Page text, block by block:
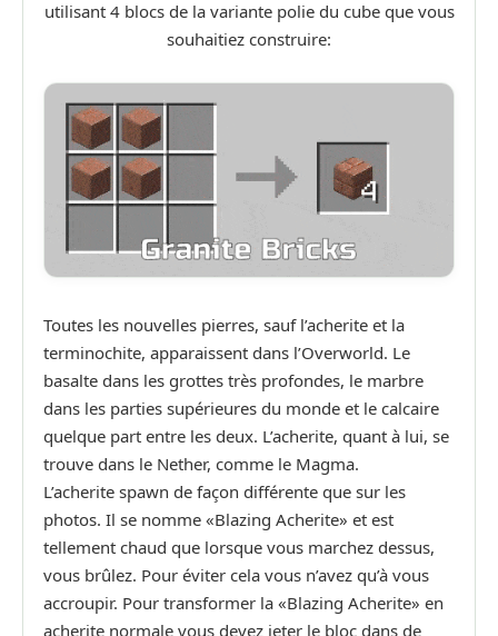
utilisant 4 blocs de la variante polie du cube que vous
souhaitiez construire:
Toutes les nouvelles pierres, sauf l’acherite et la
terminochite, apparaissent dans l’Overworld. Le
basalte dans les grottes très profondes, le marbre
dans les parties supérieures du monde et le calcaire
quelque part entre les deux. L’acherite, quant à lui, se
trouve dans le Nether, comme le Magma.
L’acherite spawn de façon différente que sur les
photos. Il se nomme «Blazing Acherite» et est
tellement chaud que lorsque vous marchez dessus,
vous brûlez. Pour éviter cela vous n’avez qu’à vous
accroupir. Pour transformer la «Blazing Acherite» en
acherite normale vous devez jeter le bloc dans de